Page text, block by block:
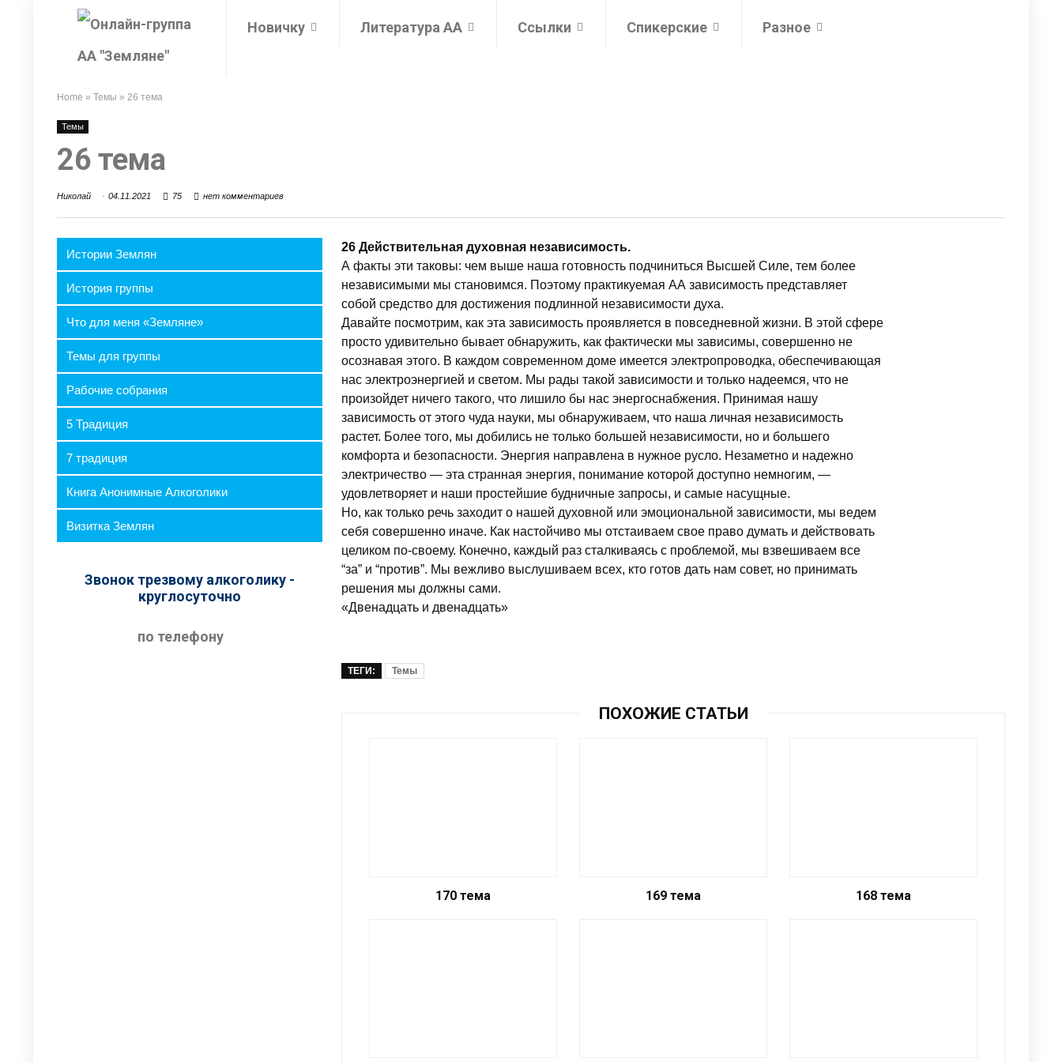
Новичку Литература АА Ссылки Спикерские Разное
Home » Темы » 26 тема
Темы
26 тема
Николай 04.11.2021 75 нет комментариев
26 Действительная духовная независимость.
А факты эти таковы: чем выше наша готовность подчиниться Высшей Силе, тем более
независимыми мы становимся. Поэтому практикуемая АА зависимость представляет
собой средство для достижения подлинной независимости духа.
Давайте посмотрим, как эта зависимость проявляется в повседневной жизни. В этой сфере
просто удивительно бывает обнаружить, как фактически мы зависимы, совершенно не
осознавая этого. В каждом современном доме имеется электропроводка, обеспечивающая
нас электроэнергией и светом. Мы рады такой зависимости и только надеемся, что не
произойдет ничего такого, что лишило бы нас энергоснабжения. Принимая нашу
зависимость от этого чуда науки, мы обнаруживаем, что наша личная независимость
растет. Более того, мы добились не только большей независимости, но и большего
комфорта и безопасности. Энергия направлена в нужное русло. Незаметно и надежно
электричество — эта странная энергия, понимание которой доступно немногим, —
удовлетворяет и наши простейшие будничные запросы, и самые насущные.
Но, как только речь заходит о нашей духовной или эмоциональной зависимости, мы ведем
себя совершенно иначе. Как настойчиво мы отстаиваем свое право думать и действовать
целиком по-своему. Конечно, каждый раз сталкиваясь с проблемой, мы взвешиваем все
“за” и “против”. Мы вежливо выслушиваем всех, кто готов дать нам совет, но принимать
решения мы должны сами.
«Двенадцать и двенадцать»
ТЕГИ: Темы
ПОХОЖИЕ СТАТЬИ
170 тема 169 тема 168 тема
Истории Землян
История группы
Что для меня «Земляне»
Темы для группы
Рабочие собрания
5 Традиция
7 традиция
Книга Анонимные Алкоголики
Визитка Землян
Звонок трезвому алкоголику -
круглосуточно
по телефону